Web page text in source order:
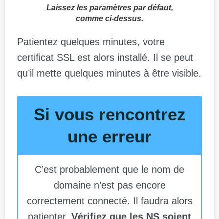
Laissez les paramètres par défaut,
comme ci-dessus.
Patientez quelques minutes, votre
certificat SSL est alors installé. Il se peut
qu’il mette quelques minutes à être visible.
Si vous rencontrez
une erreur
C’est probablement que le nom de
domaine n’est pas encore
correctement connecté. Il faudra alors
patienter. Vérifiez que les NS soient